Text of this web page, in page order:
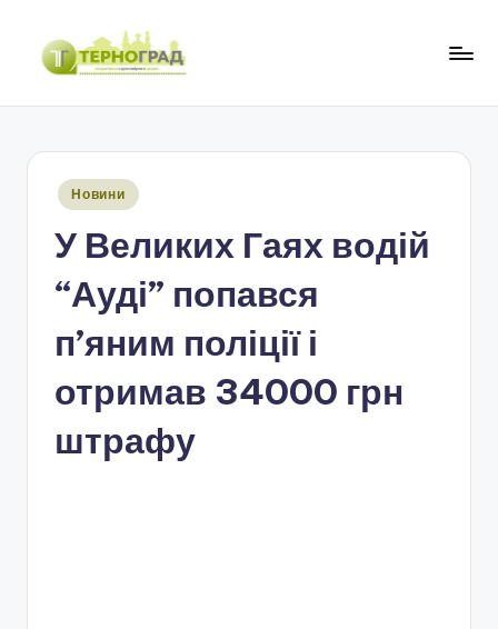
Перейти
Опубліковано
Новини
У Великих Гаях водій
“Ауді” попався
п’яним поліції і
отримав 34000 грн
штрафу